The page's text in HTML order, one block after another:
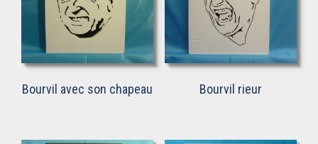
Bourvil avec son chapeau Bourvil rieur